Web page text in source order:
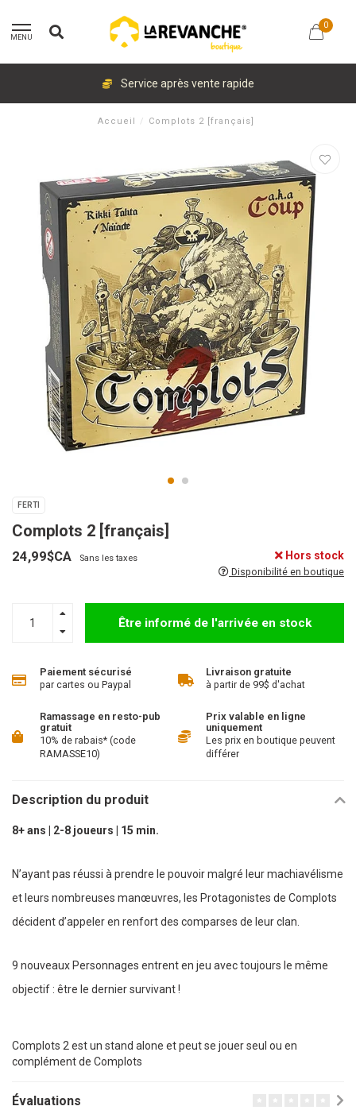
MENU
0
Service après vente rapide
Accueil / Complots 2 [français]
FERTI
Complots 2 [français]
24,99$CA Sans les taxes Hors stock
Disponibilité en boutique
Être informé de l'arrivée en stock
Paiement sécurisé
par cartes ou Paypal
Livraison gratuite
à partir de 99$ d'achat
Ramassage en resto-pub
gratuit
10% de rabais* (code
RAMASSE10)
Prix valable en ligne
uniquement
Les prix en boutique peuvent
différer
Description du produit
8+ ans | 2-8 joueurs | 15 min.
N’ayant pas réussi à prendre le pouvoir malgré leur machiavélisme
et leurs nombreuses manœuvres, les Protagonistes de Complots
décident d’appeler en renfort des comparses de leur clan.
9 nouveaux Personnages entrent en jeu avec toujours le même
objectif : être le dernier survivant !
Complots 2 est un stand alone et peut se jouer seul ou en
complément de Complots
Évaluations